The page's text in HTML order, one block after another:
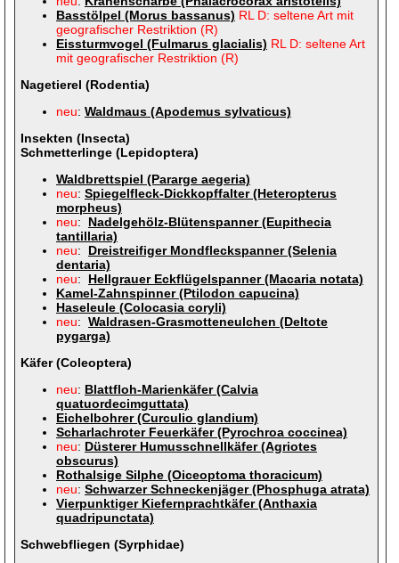
Basstölpel (Morus bassanus) RL D: seltene Art mit
geografischer Restriktion (R)
Eissturmvogel (Fulmarus glacialis) RL D: seltene Art
mit geografischer Restriktion (R)
Nagetierel (Rodentia)
neu: Waldmaus (Apodemus sylvaticus)
Insekten (Insecta)
Schmetterlinge (Lepidoptera)
Waldbrettspiel (Pararge aegeria)
neu: Spiegelfleck-Dickkopffalter (Heteropterus
morpheus)
neu: Nadelgehölz-Blütenspanner (Eupithecia
tantillaria)
neu: Dreistreifiger Mondfleckspanner (Selenia
dentaria)
neu: Hellgrauer Eckflügelspanner (Macaria notata)
Kamel-Zahnspinner (Ptilodon capucina)
Haseleule (Colocasia coryli)
neu: Waldrasen-Grasmotteneulchen (Deltote
pygarga)
Käfer (Coleoptera)
neu: Blattfloh-Marienkäfer (Calvia
quatuordecimguttata)
Eichelbohrer (Curculio glandium)
Scharlachroter Feuerkäfer (Pyrochroa coccinea)
neu: Düsterer Humusschnellkäfer (Agriotes
obscurus)
Rothalsige Silphe (Oiceoptoma thoracicum)
neu: Schwarzer Schneckenjäger (Phosphuga atrata)
Vierpunktiger Kiefernprachtkäfer (Anthaxia
quadripunctata)
Schwebfliegen (Syrphidae)